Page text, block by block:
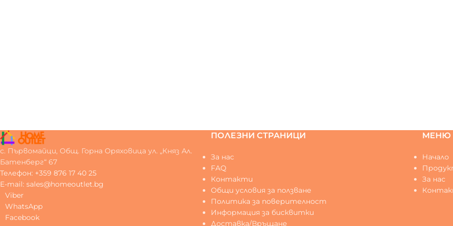
с. Първомайци, Общ. Горна Оряховица ул. „Княз Ал.
Батенберг“ 67
Телефон: +359 876 17 40 25
E-mail: sales@homeoutlet.bg
Viber
WhatsApp
Facebook
ПОЛЕЗНИ СТРАНИЦИ
За нас
FAQ
Контакти
Общи условия за ползване
Политика за поверителност
Информация за бисквитки
Доставка/Връщане
МЕНЮ
Начало
За нас